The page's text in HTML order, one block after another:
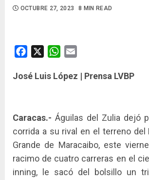
OCTUBRE 27, 2023 8 MIN READ
Facebook WhatsApp
José Luis López | Prensa LVBP
Caracas.- Águilas del Zulia dejó
corrida a su rival en el terreno del
Grande de Maracaibo, este
racimo de cuatro carreras en el
inning, le sacó del bolsillo un